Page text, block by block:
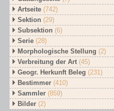
Artseite (742)
Sektion (29)
Subsektion (6)
Serie (28)
Morphologische Stellung (2)
Verbreitung der Art (45)
Geogr. Herkunft Beleg (231)
Bestimmer (410)
Sammler (859)
Bilder (2)